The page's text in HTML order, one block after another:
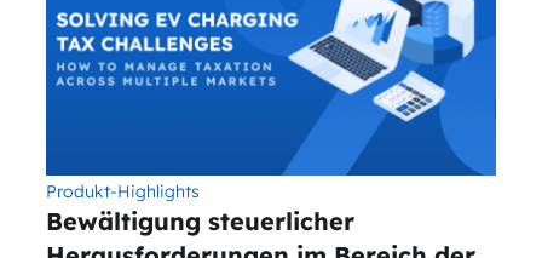
Produkt-Highlights
Bewältigung steuerlicher